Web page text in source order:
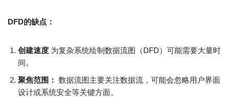
DFD的缺点：
创建速度 为复杂系统绘制数据流图（DFD）可能需要大量时
间。
聚焦范围： 数据流图主要关注数据流，可能会忽略用户界面
设计或系统安全等关键方面。